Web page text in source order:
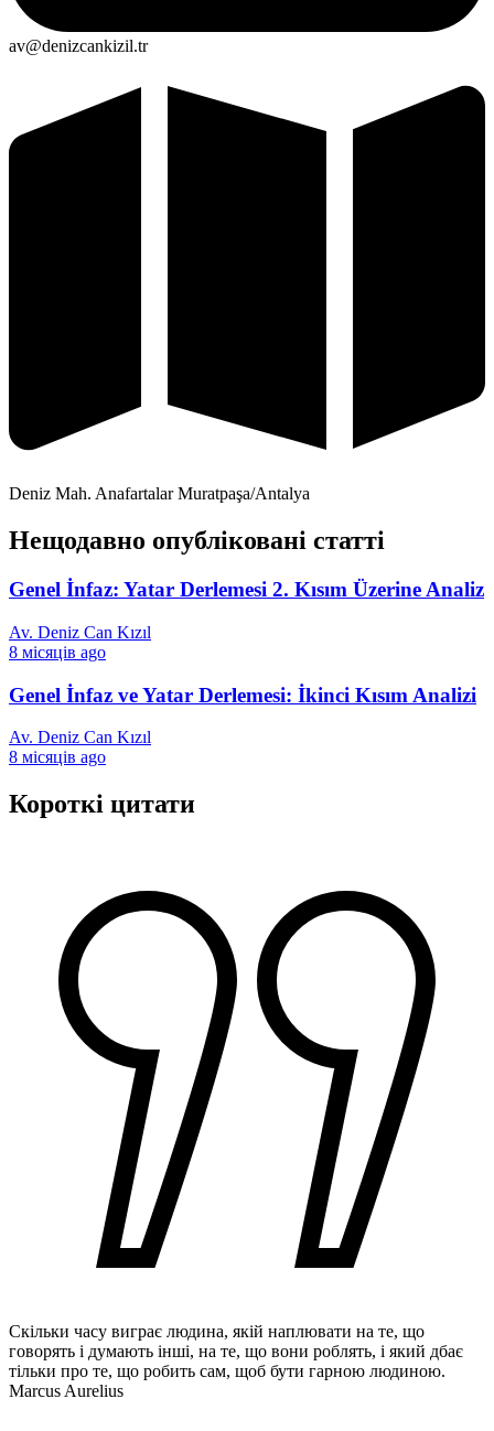
av@denizcankizil.tr
Deniz Mah. Anafartalar Muratpaşa/Antalya
Нещодавно опубліковані статті
Genel İnfaz: Yatar Derlemesi 2. Kısım Üzerine Analiz
Av. Deniz Can Kızıl
8 місяців ago
Genel İnfaz ve Yatar Derlemesi: İkinci Kısım Analizi
Av. Deniz Can Kızıl
8 місяців ago
Короткі цитати
Скільки часу виграє людина, якій наплювати на те, що
говорять і думають інші, на те, що вони роблять, і який дбає
тільки про те, що робить сам, щоб бути гарною людиною.
Marcus Aurelius